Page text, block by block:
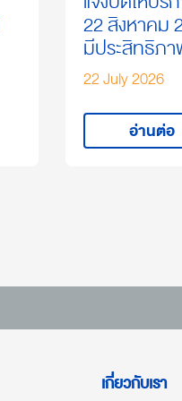
22 สิงหาคม
มีประสิทธิภ
22 July 2026
อ่านต่อ
เกี่ยวกับเรา